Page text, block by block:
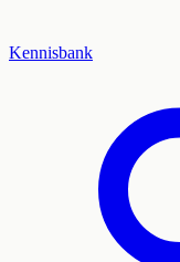
Kennisbank